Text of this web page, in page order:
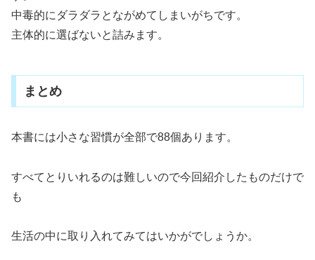
中毒的にダラダラとながめてしまいがちです。
主体的に選ばないと詰みます。
まとめ
本書には小さな習慣が全部で88個あります。
すべてとりいれるのは難しいので今回紹介したものだけで
も
生活の中に取り入れてみてはいかがでしょうか。